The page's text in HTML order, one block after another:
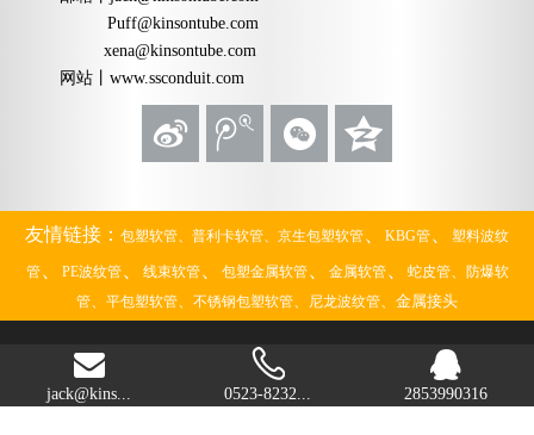
Puff@kinsontube.com
xena@kinsontube.com
网站 丨www.ssconduit.com
jack@kins... 0523-8232... 2853990316
友情链接： 包塑软管、 普利卡软管、 京生包塑软管、 KBG管、 塑料波纹
管、 PE波纹管、 线束软管、 包塑金属软管、 金属软管、 蛇皮管、
防爆软
管、 平包塑软管、 不锈钢包塑软管、 尼龙波纹管、金属接头
2018江苏京生管业有限公司版权所有 备案号：
苏ICP备
09031217号-16优思出品